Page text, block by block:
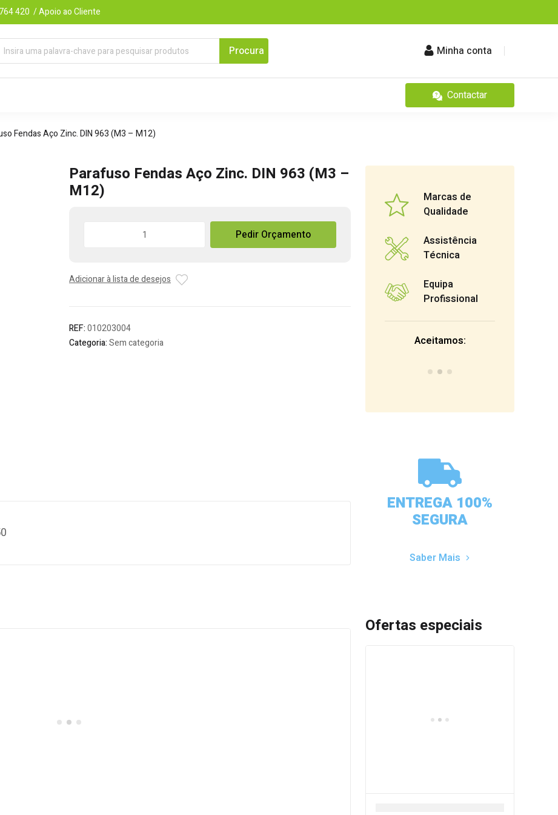
420 / Apoio ao Cliente
Minha conta
Contactar
Fendas Aço Zinc. DIN 963 (M3 – M12)
Parafuso Fendas Aço Zinc. DIN 963 (M3 –
M12)
Aço
(M3
-
Pedir Orçamento
Adicionar à lista de desejos
REF:010203004
Categoria:Sem categoria
Marcas de
Qualidade
Assistência
Técnica
Equipa
Profissional
Aceitamos:
ENTREGA 100%
SEGURA
Saber Mais
Ofertas especiais